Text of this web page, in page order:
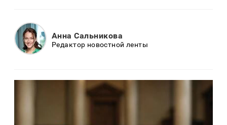
Анна Сальникова
Редактор новостной ленты